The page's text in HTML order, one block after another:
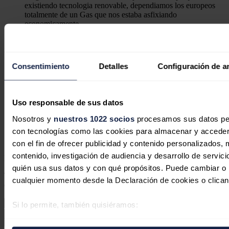
Consentimiento Detalles Configuración de
Uso responsable de sus datos
Nosotros y nuestros 1022 sociosprocesamos sus datos
con tecnologías como las cookies para almacenar y
con el fin de ofrecer publicidad y contenido personalizados,
contenido, investigación de audiencia y desarrollo de
quién usa sus datos y con qué propósitos. Puede cambiar
cualquier momento desde la Declaración de cookies o
Si lo permite, también quisiéramos:
existiendo tecnologia renovable, dependiamos los europeos
totalmente de un Gas que nos estaba asfixiando
economicamente.
Conseguira la solar una electricidad, que con el tiempo,
movera un transporte electrico, terminando con la
a China.
Responder
Deja tu comentario
Tu dirección de correo electrónico no será publicada. Todos los
campos son obligatorios